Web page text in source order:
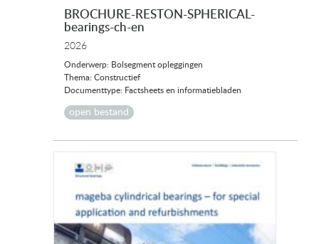
BROCHURE-RESTON-SPHERICAL-
bearings-ch-en
2026
Onderwerp: Bolsegment opleggingen
Thema: Constructief
Documenttype: Factsheets en informatiebladen
open bestand